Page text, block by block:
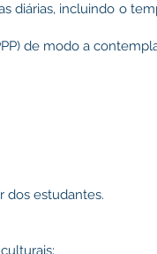
diárias, incluindo o
de modo a
dos estudantes.